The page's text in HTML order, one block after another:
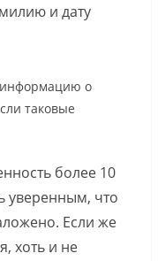
и дату
информацию о
таковые
более 10
уверенным, что
Если же
хоть и не